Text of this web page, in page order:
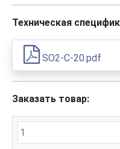
Техническая
SO2-C-20.pdf
Заказать товар: